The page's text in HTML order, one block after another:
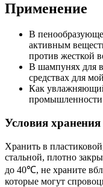
Применение
В
активным
против жесткой
В шампунях для
средствах для
Как
Условия хранения
Хранить в
стальной, плотно
до 40℃, не храните
которые могут